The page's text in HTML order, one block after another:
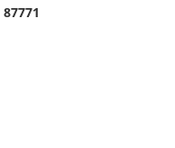
87771